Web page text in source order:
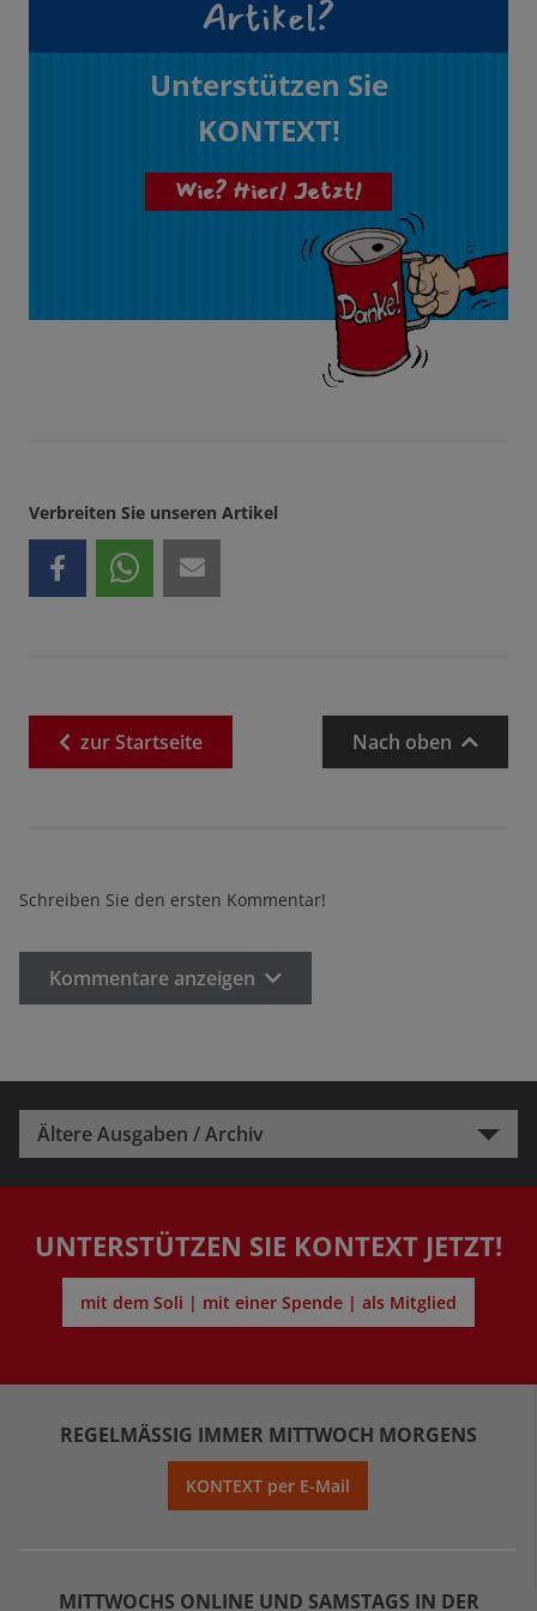
Artikel?
Unterstützen Sie
KONTEXT!
Wie? Hier! Jetzt!
Verbreiten Sie unseren Artikel
zurStartseite Nach oben
Schreiben Sie den ersten Kommentar!
Kommentare anzeigen
Ältere Ausgaben / Archiv
UNTERSTÜTZEN SIE KONTEXT JETZT!
mit dem Soli | mit einer Spende | als Mitglied
REGELMÄSSIG IMMER MITTWOCH MORGENS
KONTEXT per E-Mail
MITTWOCHS ONLINE UND SAMSTAGS IN DER